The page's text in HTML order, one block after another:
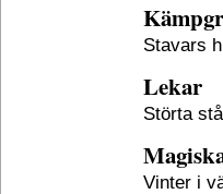
Stavars
Lekar
Störta
Vinter i